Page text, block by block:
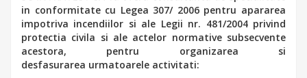
in conformitate cu Legea 307/ 2006 pentru apararea
impotriva incendiilor si ale Legii nr. 481/2004 privind
protectia civila si ale actelor normative subsecvente
acestora, pentru organizarea si
desfasurarea urmatoarele activitati: